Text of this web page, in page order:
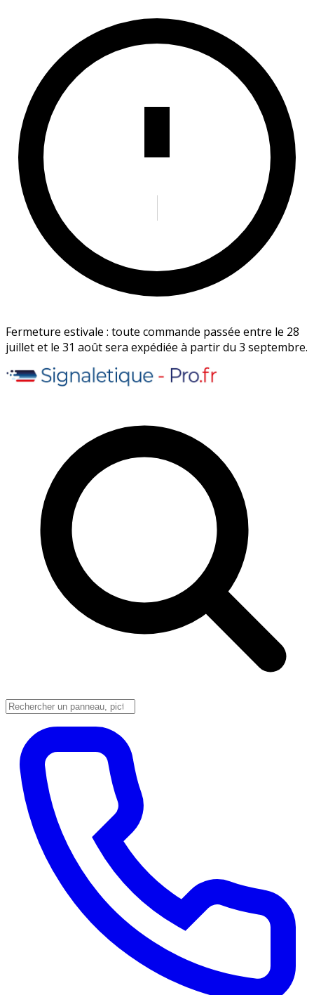
Fermeture estivale : toute commande passée entre le 28
juillet et le 31 août sera expédiée à partir du 3 septembre.